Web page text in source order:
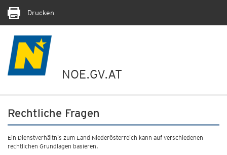
Drucken
NOE.GV.AT
Rechtliche Fragen
Ein Dienstverhältnis zum Land Niederösterreich kann auf verschiedenen
rechtlichen Grundlagen basieren.